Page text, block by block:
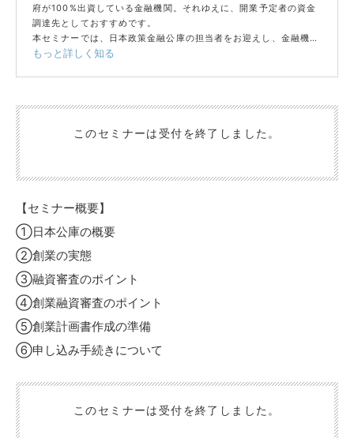
府が100%出資している金融機関。それゆえに、開業予定者の資金
調達先としておすすめです。
本セミナーでは、日本政策金融公庫の担当者をお迎えし、金融機関
から見た創業の実態と融資審査のポイントをお教えします！
もっと詳しく知る
このセミナーは受付を終了しました。
【セミナー概要】
①日本公庫の概要
②創業の実態
③融資審査のポイント
④創業融資審査のポイント
⑤創業計画書作成の準備
⑥申し込み手続きについて
このセミナーは受付を終了しました。